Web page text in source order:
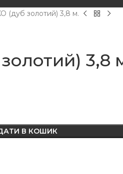
(дуб золотий) 3,8 м.
3,8
В КОШИК